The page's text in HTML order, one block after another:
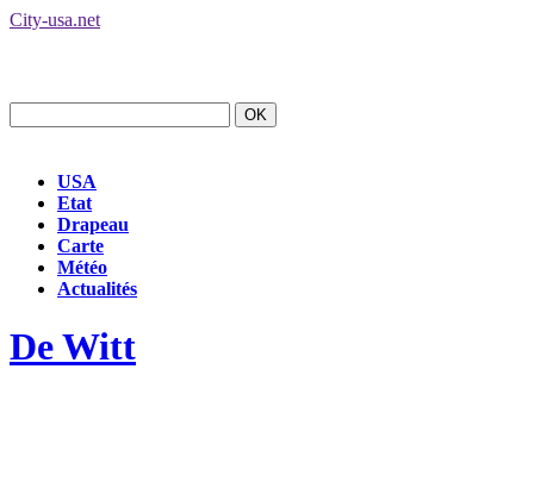
City-usa.net
USA
Etat
Drapeau
Carte
Météo
Actualités
De Witt